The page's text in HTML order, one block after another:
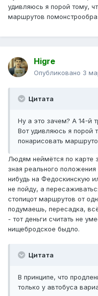
удивляюсь я порой тому,
маршрутов
Higre
Опубликовано 3
Цитата
Ну а это зачем? А 14-й
Вот удивляюсь я порой
понарисовать
Людям неймётся по карте
зная реального
нибудь на Федоскинскую
не пойду, а
стопицот маршрутов от
подумаешь, пересадка,
- тот деньги считать не
нищебродское быдло.
Цитата
В принципе, что
только у автобуса